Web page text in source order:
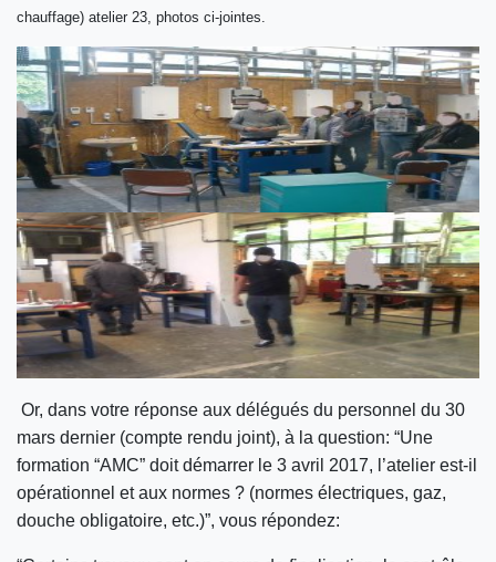
chauffage) atelier 23, photos ci-jointes.
Or, dans votre réponse aux délégués du personnel du 30
mars dernier (compte rendu joint), à la question: “Une
formation “AMC” doit démarrer le 3 avril 2017, l’atelier est-il
opérationnel et aux normes ? (normes électriques, gaz,
douche obligatoire, etc.)”, vous répondez: